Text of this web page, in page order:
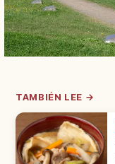
TAMBIÉN LEE →